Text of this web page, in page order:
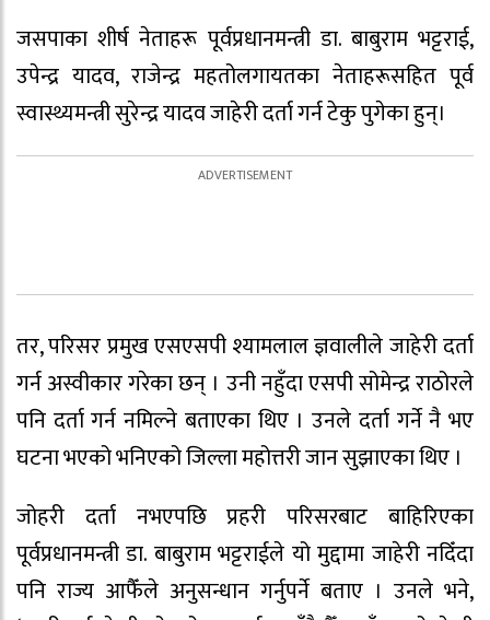
जसपाका शीर्ष नेताहरू पूर्वप्रधानमन्त्री डा. बाबुराम भट्टराई,
उपेन्द्र यादव, राजेन्द्र महतोलगायतका नेताहरूसहित पूर्व
स्वास्थ्यमन्त्री सुरेन्द्र यादव जाहेरी दर्ता गर्न टेकु पुगेका हुन्।
तर, परिसर प्रमुख एसएसपी श्यामलाल ज्ञवालीले जाहेरी दर्ता
गर्न अस्वीकार गरेका छन् । उनी नहुँदा एसपी सोमेन्द्र राठोरले
पनि दर्ता गर्न नमिल्ने बताएका थिए । उनले दर्ता गर्ने नै भए
घटना भएको भनिएको जिल्ला महोत्तरी जान सुझाएका थिए ।
जोहरी दर्ता नभएपछि प्रहरी परिसरबाट बाहिरिएका
पूर्वप्रधानमन्त्री डा. बाबुराम भट्टराईले यो मुद्दामा जाहेरी नदिँदा
पनि राज्य आफैँले अनुसन्धान गर्नुपर्ने बताए । उनले भने,